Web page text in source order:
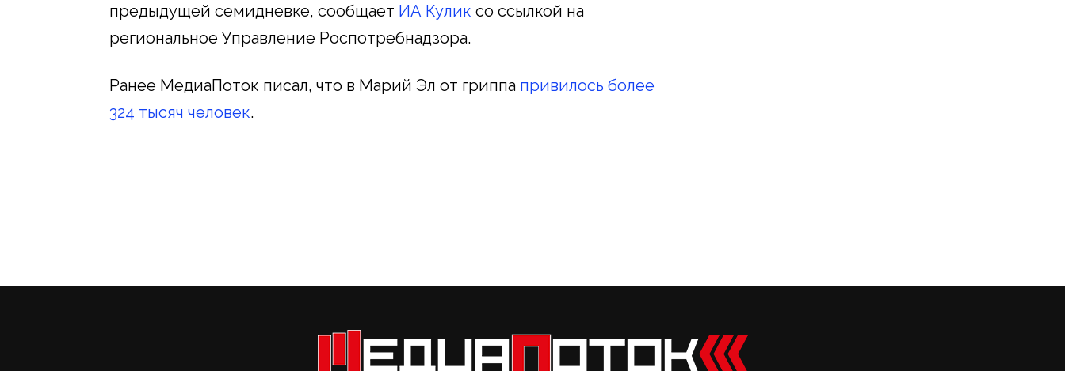
предыдущей семидневке, сообщает ИА Кулик со ссылкой на
региональное Управление Роспотребнадзора.
Ранее МедиаПоток писал, что в Марий Эл от гриппа привилось более
324 тысяч человек.